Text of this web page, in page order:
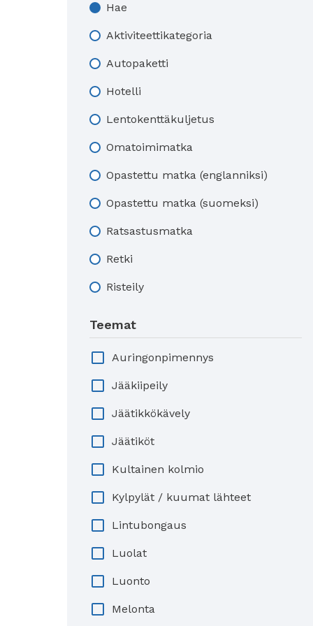
Hae
Aktiviteettikategoria
Autopaketti
Hotelli
Lentokenttäkuljetus
Omatoimimatka
Opastettu matka (englanniksi)
Opastettu matka (suomeksi)
Ratsastusmatka
Retki
Risteily
Teemat
Auringonpimennys
Jääkiipeily
Jäätikkökävely
Jäätiköt
Kultainen kolmio
Kylpylät / kuumat lähteet
Lintubongaus
Luolat
Luonto
Melonta